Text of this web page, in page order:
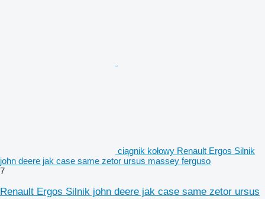
ciągnik kołowy Renault Ergos Silnik
john deere jak case same zetor ursus massey ferguso
7
Renault Ergos Silnik john deere jak case same zetor ursus